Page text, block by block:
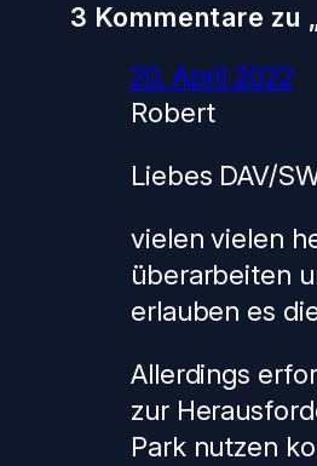
3 Kommentare zu
20. April 2022
Robert
Liebes DAV/
vielen vielen
überarbeiten
erlauben es
Allerdings
zur
Park nutzen